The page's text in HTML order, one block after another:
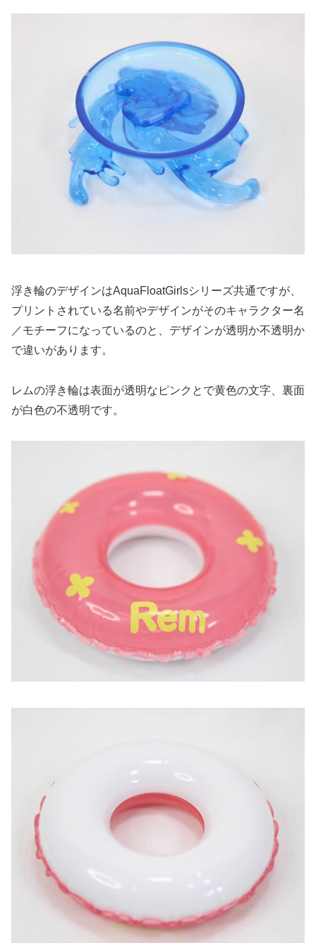
浮き輪のデザインはAquaFloatGirlsシリーズ共通ですが、
プリントされている名前やデザインがそのキャラクター名
／モチーフになっているのと、デザインが透明か不透明か
で違いがあります。
レムの浮き輪は表面が透明なピンクとで黄色の文字、裏面
が白色の不透明です。